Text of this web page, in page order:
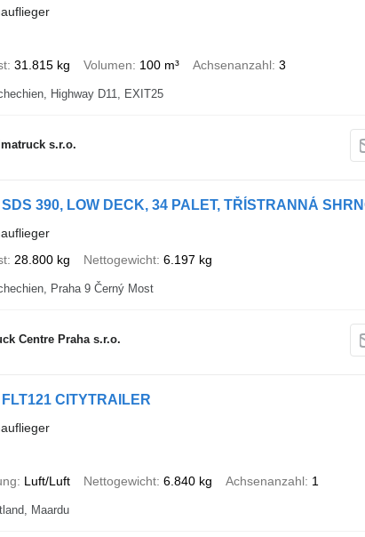
31.815 kg Volumen 100 m³ Achsenanzahl 3
Highway D11, EXIT25
s.r.o.
390, LOW DECK, 34 PALET, TŘÍSTRANNÁ
28.800 kg Nettogewicht 6.197 kg
Praha 9 Černý Most
Centre Praha s.r.o.
CITYTRAILER
Luft/Luft Nettogewicht 6.840 kg Achsenanzahl 1
Maardu